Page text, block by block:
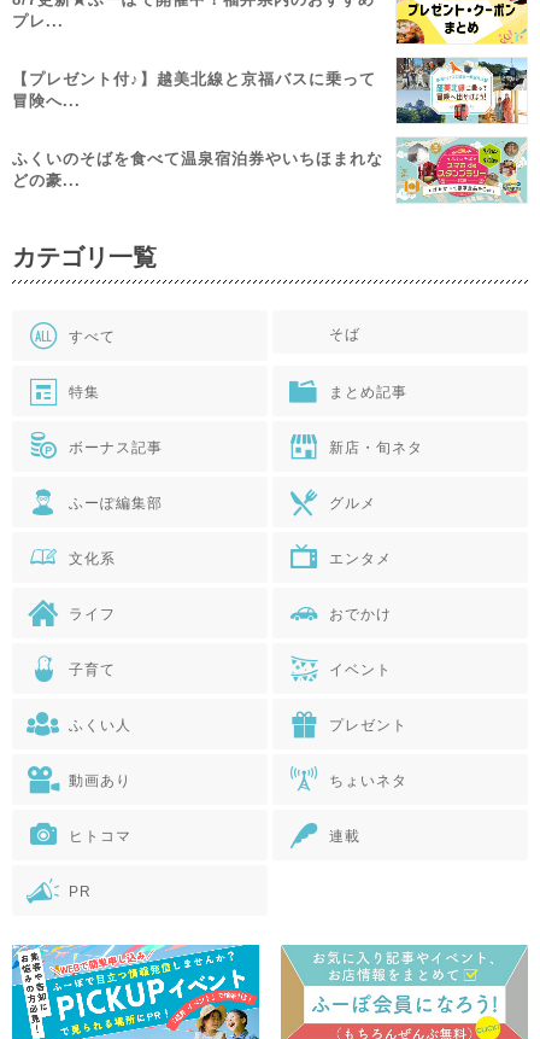
プレ...
【プレゼント付♪】越美北線と京福バスに乗って
冒険へ...
ふくいのそばを食べて温泉宿泊券やいちほまれな
どの豪...
カテゴリ一覧
すべて そば
特集 まとめ記事
ボーナス記事 新店・旬ネタ
ふーぽ編集部 グルメ
文化系 エンタメ
ライフ おでかけ
子育て イベント
ふくい人 プレゼント
動画あり ちょいネタ
ヒトコマ 連載
PR